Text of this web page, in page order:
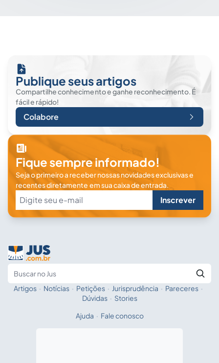
Publique seus artigos
Compartilhe conhecimento e ganhe reconhecimento. É
fácil e rápido!
Colabore
Fique sempre informado!
Seja o primeiro a receber nossas novidades exclusivas e
recentes diretamente em sua caixa de entrada.
Inscrever
Fale com a IA
Artigos · Notícias · Petições · Jurisprudência · Pareceres ·
Dúvidas · Stories
Ajuda · Fale conosco